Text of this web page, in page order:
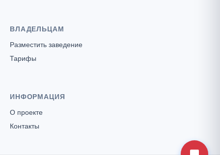
ВЛАДЕЛЬЦАМ
Разместить заведение
Тарифы
ИНФОРМАЦИЯ
О проекте
Контакты